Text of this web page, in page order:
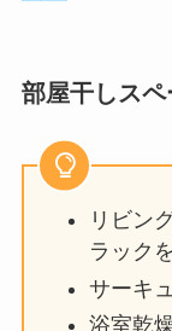
部屋干しス
リビン
ラック
サーキ
浴室乾